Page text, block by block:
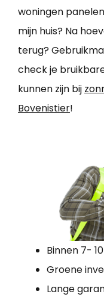
woningen
mijn huis? Na
terug?
check je
kunnen zijn bij
Bovenistier!
Binnen 7-
Groene
Lange